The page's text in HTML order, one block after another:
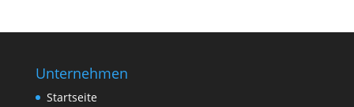
Unternehmen
Startseite